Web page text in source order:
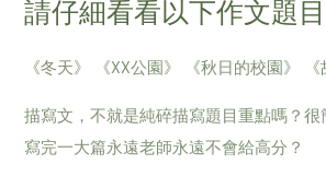
請仔細看看以下作文題目
《冬天》 《XX公園》 《秋日的校園》 《
描寫文，不就是純碎描寫題目重點嗎？
寫完一大篇永遠老師永遠不會給高分？